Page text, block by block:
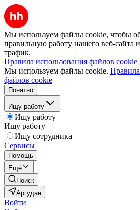
Мы используем файлы cookie, чтобы
правильную работу нашего веб-сайта
трафик.
Правила использования файлов cookie
Мы используем файлы cookie.
файлов cookie
Понятно
Ищу работу
Ищу работу
Ищу работу
Ищу сотрудника
Сервисы
Помощь
Ещё
Поиск
Аргудан
Войти